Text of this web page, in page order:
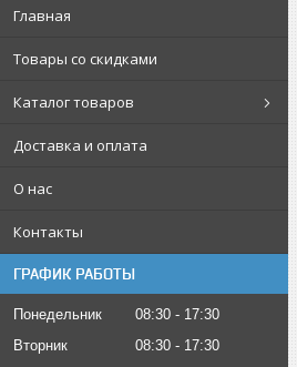
Главная
Товары со скидками
Каталог товаров
Доставка и оплата
О нас
Контакты
ГРАФИК РАБОТЫ
Понедельник 08:30
17:30
Вторник
08:30
17:30